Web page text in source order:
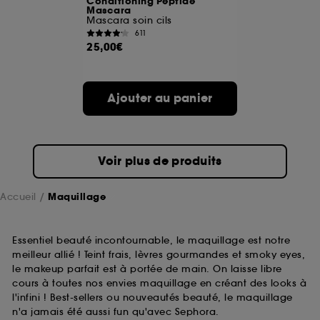
Mascara
Mascara soin cils
611
25,00€
Ajouter au panier
Voir plus de produits
Accueil Maquillage
Essentiel beauté incontournable, le maquillage est notre
meilleur allié ! Teint frais, lèvres gourmandes et smoky eyes,
le makeup parfait est à portée de main. On laisse libre
cours à toutes nos envies maquillage en créant des looks à
l'infini ! Best-sellers ou nouveautés beauté, le maquillage
n'a jamais été aussi fun qu'avec Sephora.
A l'exception des cookies techniques, le dépôt et la
lecture de ces traceurs requiert votre accord. Vous
choix" ci-dessous ou décider de "tout accepter".
Sephora pourra associer les informations de
navigation collectées par ces Cookies, pour les
sur "continuer sans accepter". Voous pouvez à tout
moment choisir de retirer votrte consentement. Si vous
souhaitez obtenir plus d'information sur les cookies